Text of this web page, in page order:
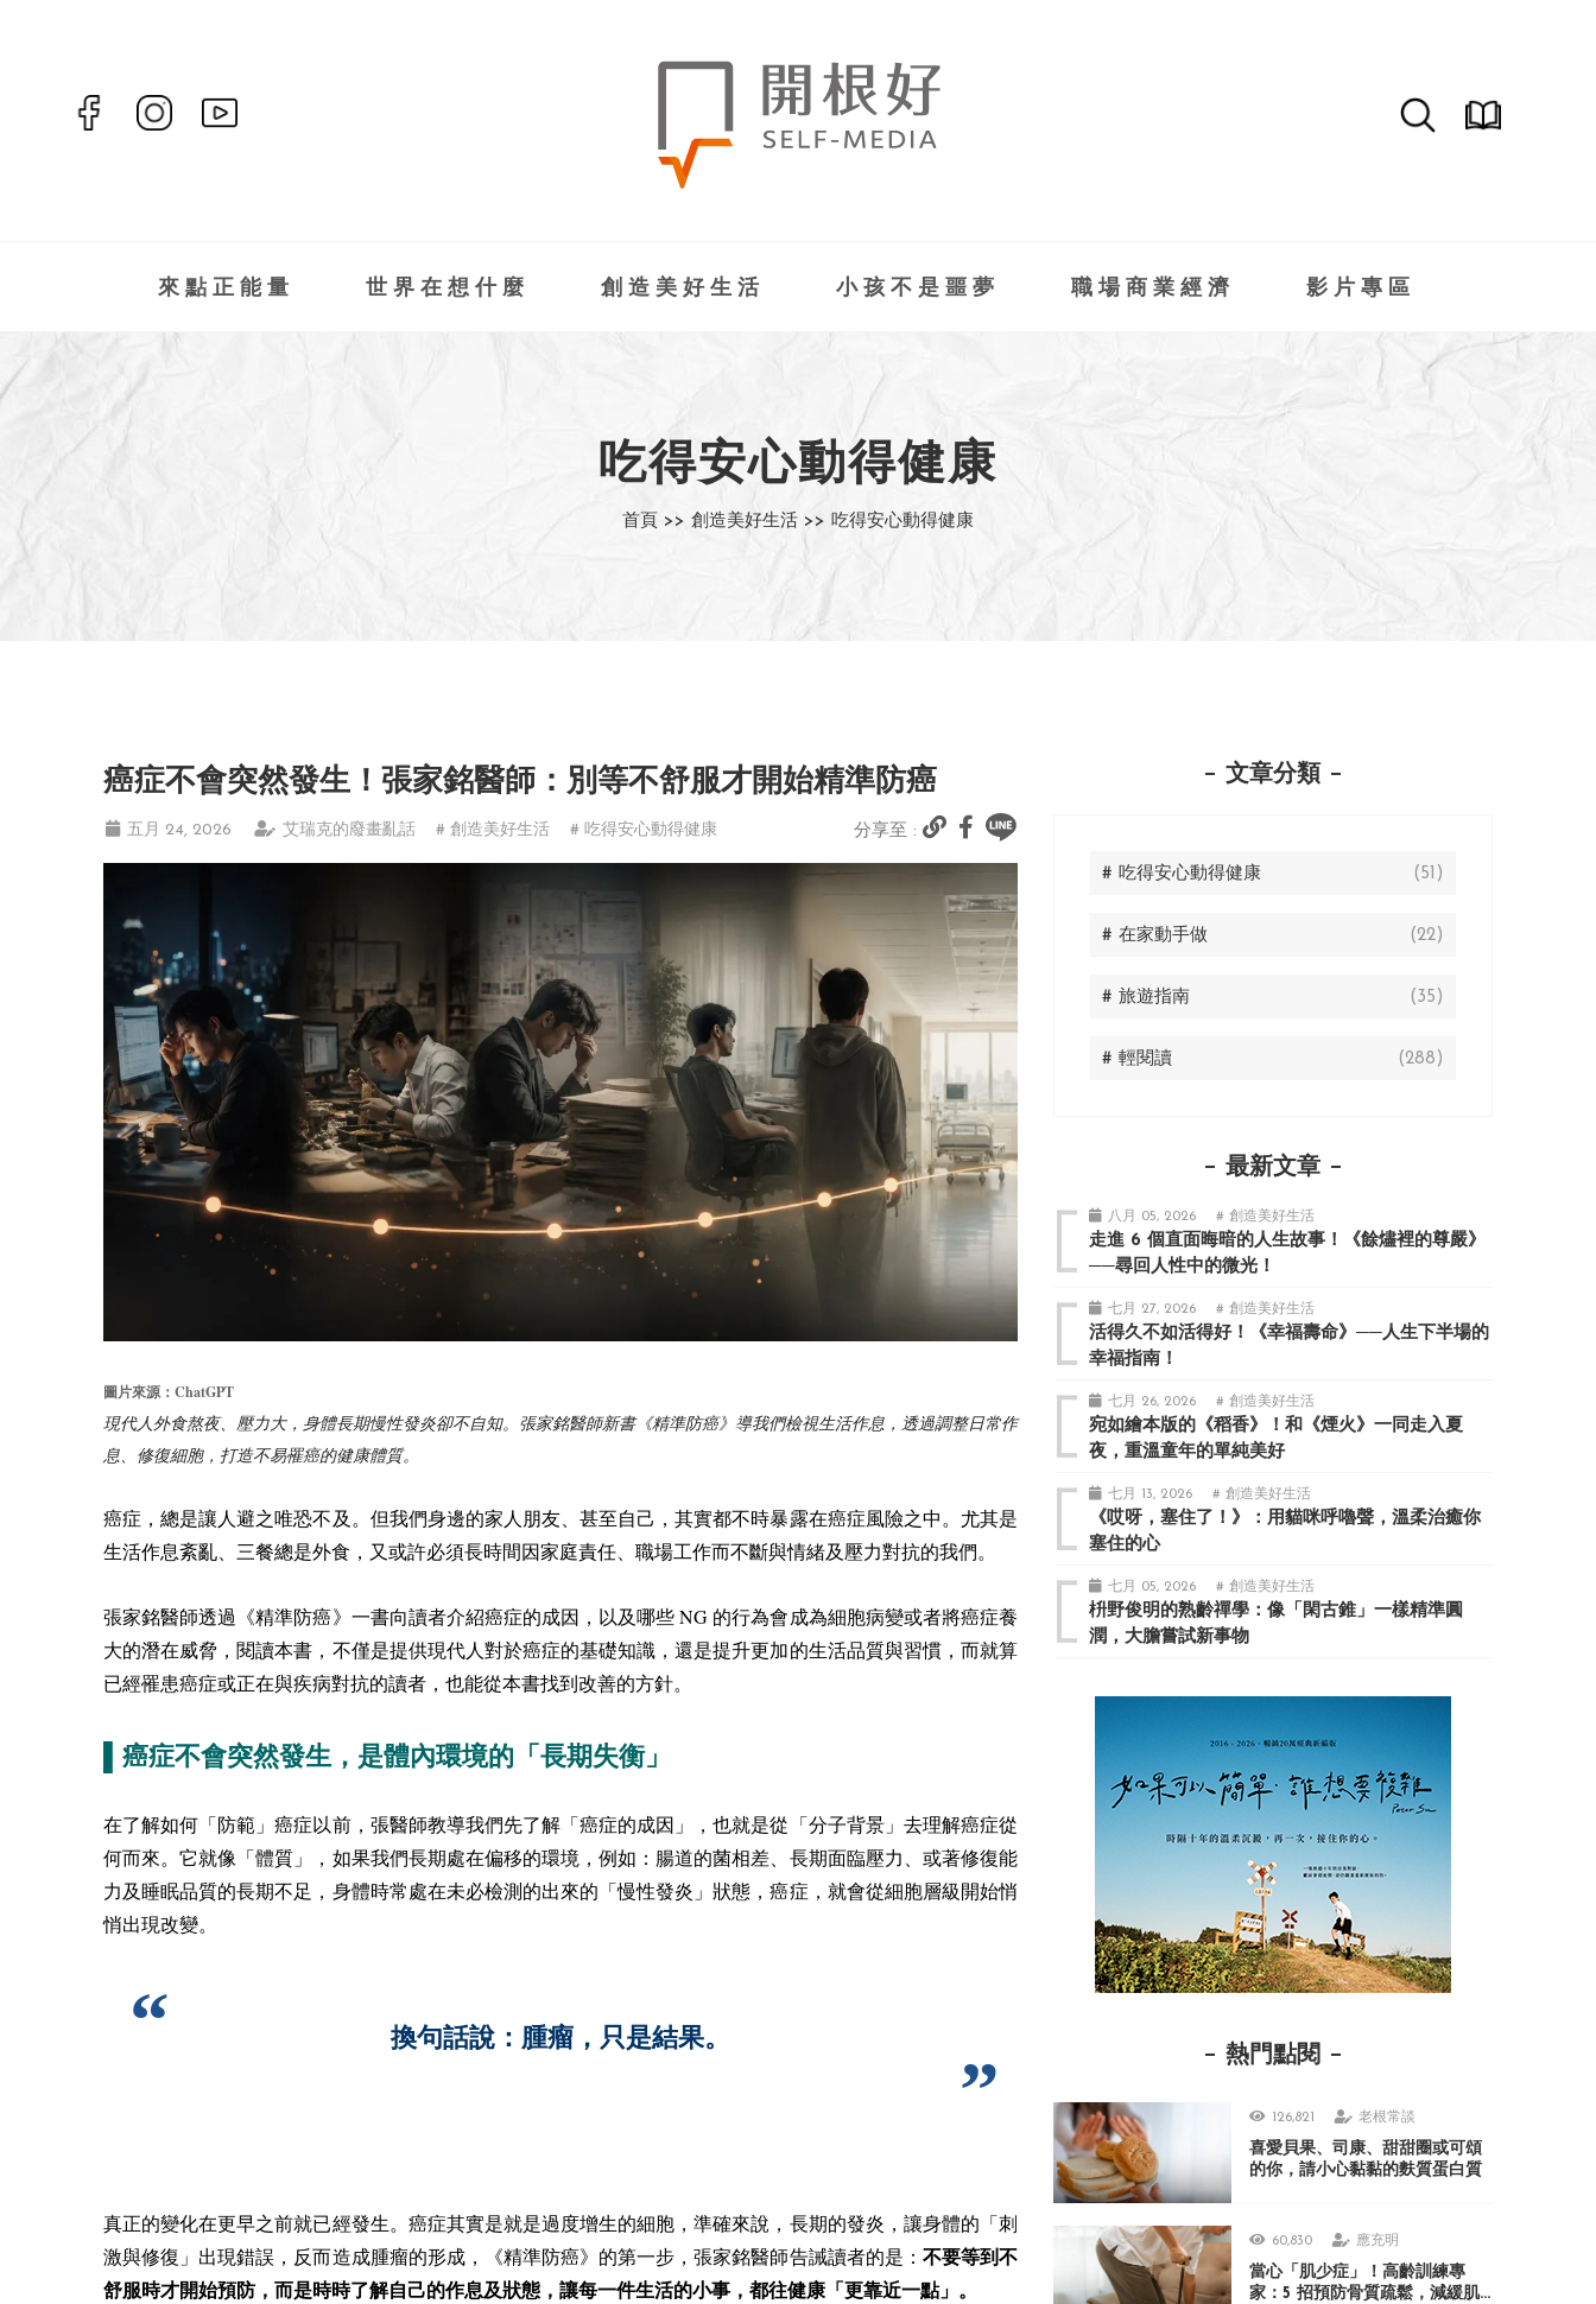
來點正能量 世界在想什麼 創造美好生活 小孩不是噩夢 職場商業經濟 影片專區
吃得安心動得健康
首頁 >> 創造美好生活 >> 吃得安心動得健康
癌症不會突然發生！張家銘醫師：別等不舒服才開始精準防癌
五月 24, 2026 艾瑞克的廢畫亂話 # 創造美好生活 # 吃得安心動得健康 分享至 :
圖片來源： ChatGPT
現代人外食熬夜、壓力大，身體長期慢性發炎卻不自知。張家銘醫師新書《精準防癌》導我們檢視生活作息，透過調整日常作
息、修復細胞，打造不易罹癌的健康體質。
癌症，總是讓人避之唯恐不及。但我們身邊的家人朋友、甚至自己，其實都不時暴露在癌症風險之中。尤其是
生活作息紊亂、三餐總是外食，又或許必須長時間因家庭責任、職場工作而不斷與情緒及壓力對抗的我們。
張家銘醫師透過《精準防癌》一書向讀者介紹癌症的成因，以及哪些NG 的行為會成為細胞病變或者將癌症養
大的潛在威脅，閱讀本書，不僅是提供現代人對於癌症的基礎知識，還是提升更加的生活品質與習慣，而就算
已經罹患癌症或正在與疾病對抗的讀者，也能從本書找到改善的方針。
▌癌症不會突然發生，是體內環境的「長期失衡」
在了解如何「防範」癌症以前，張醫師教導我們先了解「癌症的成因」，也就是從「分子背景」去理解癌症從
何而來。它就像「體質」，如果我們長期處在偏移的環境，例如：腸道的菌相差、長期面臨壓力、或著修復能
力及睡眠品質的長期不足，身體時常處在未必檢測的出來的「慢性發炎」狀態，癌症，就會從細胞層級開始悄
悄出現改變。
換句話說：腫瘤，只是結果。
真正的變化在更早之前就已經發生。癌症其實是就是過度增生的細胞，準確來說，長期的發炎，讓身體的「刺
激與修復」出現錯誤，反而造成腫瘤的形成，《精準防癌》的第一步，張家銘醫師告誡讀者的是： 不要等到不
舒服時才開始預防，而是時時了解自己的作息及狀態，讓每一件生活的小事，都往健康「更靠近一點」。
文章分類
# 吃得安心動得健康 (51)
# 在家動手做 (22)
# 旅遊指南 (35)
# 輕閱讀 (288)
最新文章
八月 05, 2026 # 創造美好生活
走進 6 個直面晦暗的人生故事！《餘燼裡的尊嚴》
──尋回人性中的微光！
七月 27, 2026 # 創造美好生活
活得久不如活得好！《幸福壽命》──人生下半場的
幸福指南！
七月 26, 2026 # 創造美好生活
宛如繪本版的《稻香》！和《煙火》一同走入夏
夜，重溫童年的單純美好
七月 13, 2026 # 創造美好生活
《哎呀，塞住了！》：用貓咪呼嚕聲，溫柔治癒你
塞住的心
七月 05, 2026 # 創造美好生活
枡野俊明的熟齡禪學：像「閑古錐」一樣精準圓
潤，大膽嘗試新事物
熱門點閱
126,821 老根常談
喜愛貝果、司康、甜甜圈或可頌
的你，請小心黏黏的麩質蛋白質
60,830 應充明
當心「肌少症」！高齡訓練專
家：5 招預防骨質疏鬆，減緩肌